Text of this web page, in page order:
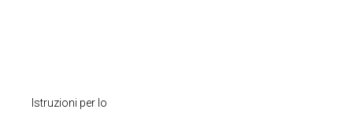
Istruzioni per lo